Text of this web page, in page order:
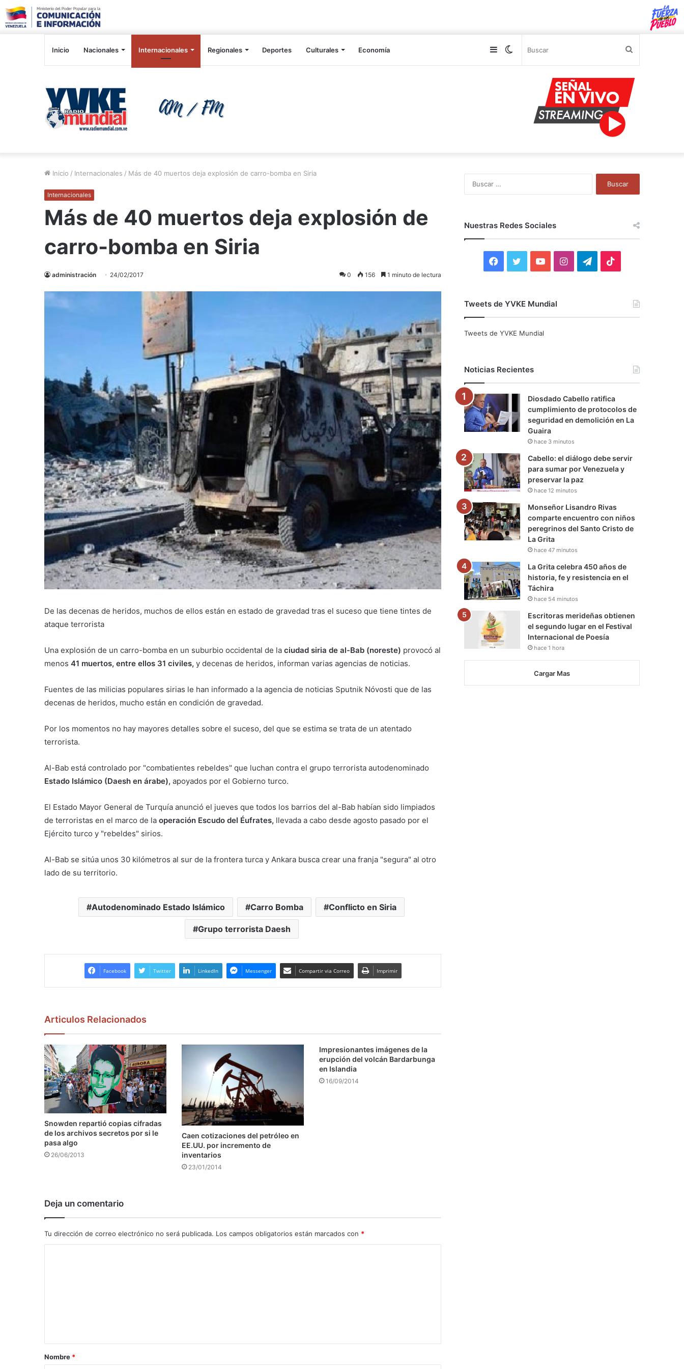
Inicio Nacionales Internacionales Regionales Deportes Culturales Economía Switch
Sidebar
Inicio / Internacionales / Más de 40 muertos deja explosión de carro-bomba en Siria
Internacionales
Más de 40 muertos deja explosión de
carro-bomba en Siria
administración 24/02/2017 0 156 1 minuto de lectura
De las decenas de heridos, muchos de ellos están en estado de gravedad tras el suceso que tiene tintes de
ataque terrorista
Una explosión de un carro-bomba en un suburbio occidental de la ciudad siria de al-Bab (noreste) provocó al
menos 41 muertos, entre ellos 31 civiles, y decenas de heridos, informan varias agencias de noticias.
Fuentes de las milicias populares sirias le han informado a la agencia de noticias Sputnik Nóvosti que de las
decenas de heridos, mucho están en condición de gravedad.
Por los momentos no hay mayores detalles sobre el suceso, del que se estima se trata de un atentado
terrorista.
Al-Bab está controlado por "combatientes rebeldes" que luchan contra el grupo terrorista autodenominado
Estado Islámico (Daesh en árabe), apoyados por el Gobierno turco.
El Estado Mayor General de Turquía anunció el jueves que todos los barrios del al-Bab habían sido limpiados
de terroristas en el marco de la operación Escudo del Éufrates, llevada a cabo desde agosto pasado por el
Ejército turco y "rebeldes" sirios.
Al-Bab se sitúa unos 30 kilómetros al sur de la frontera turca y Ankara busca crear una franja "segura" al otro
lado de su territorio.
Autodenominado Estado Islámico Carro Bomba Conflicto en Siria
Grupo terrorista Daesh
Facebook Twitter LinkedIn Messenger Compartir via Correo Imprimir
Articulos Relacionados
Snowden repartió copias cifradas
de los archivos secretos por si le
pasa algo
26/06/2013
Caen cotizaciones del petróleo en
EE.UU. por incremento de
inventarios
23/01/2014
Impresionantes imágenes de la
erupción del volcán Bardarbunga
en Islandia
16/09/2014
Deja un comentario
Tu dirección de correo electrónico no será publicada. Los campos obligatorios están marcados con *
a
r
Nombre *
Nuestras Redes Sociales
F
c
o
k
i
r
Y
u
e
I
r
a
m
T
a
m
Tweets de YVKE Mundial
Tweets de YVKE Mundial
Noticias Recientes
Diosdado Cabello ratifica
cumplimiento de protocolos de
seguridad en demolición en La
Guaira
hace 3 minutos
Cabello: el diálogo debe servir
para sumar por Venezuela y
preservar la paz
hace 12 minutos
Monseñor Lisandro Rivas
comparte encuentro con niños
peregrinos del Santo Cristo de
La Grita
hace 47 minutos
La Grita celebra 450 años de
historia, fe y resistencia en el
Táchira
hace 54 minutos
Escritoras merideñas obtienen
el segundo lugar en el Festival
Internacional de Poesía
hace 1 hora
Cargar Mas